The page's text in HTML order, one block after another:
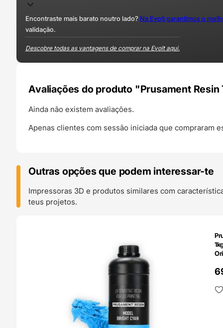
Encontraste mais barato noutro lado? Na Evolt garantimos o
validação.
Descobre todas as vantagens de comprar na Evolt aqui.
Avaliações do produto "Prusament Resin
Ainda não existem avaliações.
Apenas clientes com sessão iniciada que compraram
Outras opções que podem interessar-te
Impressoras 3D e produtos similares com
teus projetos.